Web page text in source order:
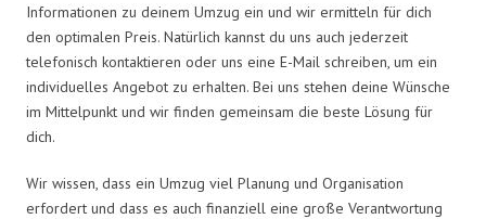
Informationen zu deinem Umzug ein und wir ermitteln für dich
den optimalen Preis. Natürlich kannst du uns auch jederzeit
telefonisch kontaktieren oder uns eine E-Mail schreiben, um ein
individuelles Angebot zu erhalten. Bei uns stehen deine Wünsche
im Mittelpunkt und wir finden gemeinsam die beste Lösung für
dich.
Wir wissen, dass ein Umzug viel Planung und Organisation
erfordert und dass es auch finanziell eine große Verantwortung